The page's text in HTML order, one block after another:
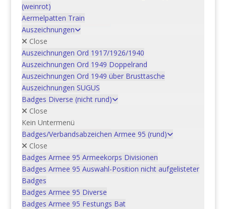
(weinrot)
Aermelpatten Train
Auszeichnungen
Close
Auszeichnungen Ord 1917/1926/1940
Auszeichnungen Ord 1949 Doppelrand
Auszeichnungen Ord 1949 über Brusttasche
Auszeichnungen SUGUS
Badges Diverse (nicht rund)
Close
Kein Untermenü
Badges/Verbandsabzeichen Armee 95 (rund)
Close
Badges Armee 95 Armeekorps Divisionen
Badges Armee 95 Auswahl-Position nicht aufgelisteter
Badges
Badges Armee 95 Diverse
Badges Armee 95 Festungs Bat
CHF5.00
In den Warenkorb
Mech Bat 4 *
CHF5.00
In den Warenkorb
Pz Hb Abt 10 *
CHF 5.00
In den Warenkorb
Pz Hb Abt 17 *
CHF5.00
In den Warenkorb